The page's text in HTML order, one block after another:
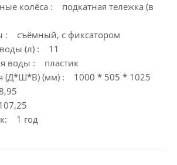
колёса : подкатная тележка (в
: съёмный, с фиксатором
воды (л) : 11
воды : пластик
(Д*Ш*В) (мм) : 1000 * 505 * 1025
1 год